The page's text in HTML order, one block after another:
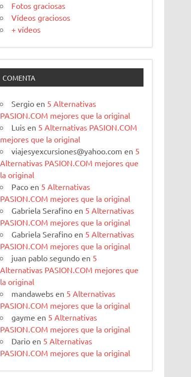
Fotos graciosas
Vídeos graciosos
+ vídeos
COMENTA
Sergio en 5 Alternativas
PASION.COM mejores que la original
Luis en 5 Alternativas PASION.COM
mejores que la original
viajesyexcursiones@yahoo.com en 5
Alternativas PASION.COM mejores que
la original
Paco en 5 Alternativas
PASION.COM mejores que la original
Gabriela Serafino en 5 Alternativas
PASION.COM mejores que la original
Gabriela Serafino en 5 Alternativas
PASION.COM mejores que la original
juan pablo segundo en 5
Alternativas PASION.COM mejores que
la original
mandawebs en 5 Alternativas
PASION.COM mejores que la original
gayme en 5 Alternativas
PASION.COM mejores que la original
Dario en 5 Alternativas
PASION.COM mejores que la original